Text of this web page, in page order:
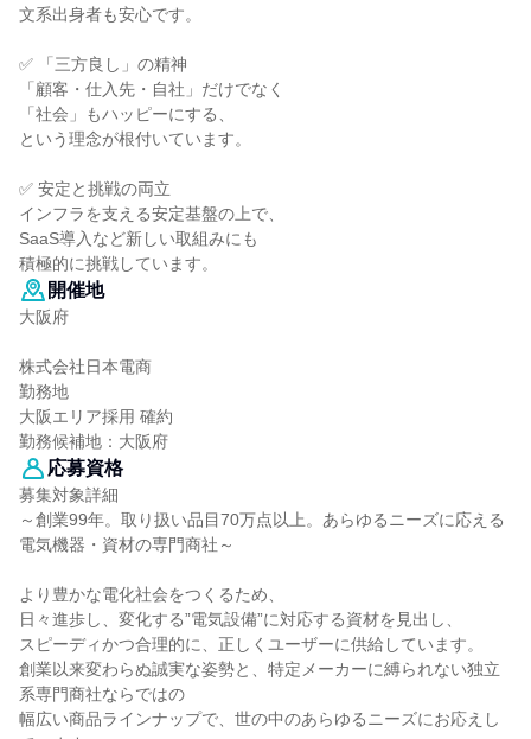
文系出身者も安心です。
✅ 「三方良し」の精神
「顧客・仕入先・自社」だけでなく
「社会」もハッピーにする、
という理念が根付いています。
✅ 安定と挑戦の両立
インフラを支える安定基盤の上で、
SaaS導入など新しい取組みにも
積極的に挑戦しています。
開催地
大阪府
株式会社日本電商
勤務地
大阪エリア採用 確約
勤務候補地：大阪府
応募資格
募集対象詳細
～創業99年。取り扱い品目70万点以上。あらゆるニーズに応える
電気機器・資材の専門商社～
より豊かな電化社会をつくるため、
日々進歩し、変化する”電気設備”に対応する資材を見出し、
スピーディかつ合理的に、正しくユーザーに供給しています。
創業以来変わらぬ誠実な姿勢と、特定メーカーに縛られない独立
系専門商社ならではの
幅広い商品ラインナップで、世の中のあらゆるニーズにお応えし